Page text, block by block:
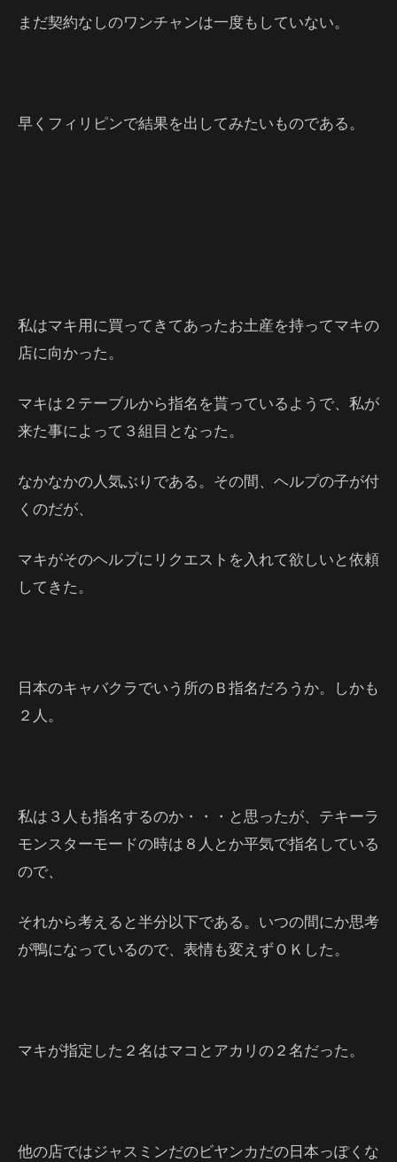
まだ契約なしのワンチャンは一度もしていない。
早くフィリピンで結果を出してみたいものである。
私はマキ用に買ってきてあったお土産を持ってマキの
店に向かった。
マキは２テーブルから指名を貰っているようで、私が
来た事によって３組目となった。
なかなかの人気ぶりである。その間、ヘルプの子が付
くのだが、
マキがそのヘルプにリクエストを入れて欲しいと依頼
してきた。
日本のキャバクラでいう所のＢ指名だろうか。しかも
２人。
私は３人も指名するのか・・・と思ったが、テキーラ
モンスターモードの時は８人とか平気で指名している
ので、
それから考えると半分以下である。いつの間にか思考
が鴨になっているので、表情も変えずＯＫした。
マキが指定した２名はマコとアカリの２名だった。
他の店ではジャスミンだのビヤンカだの日本っぽくな